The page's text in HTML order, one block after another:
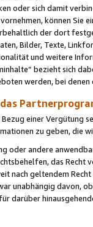
oder sich damit
können Sie
der dort
Bilder, Texte,
und weitere
bezieht sich
werden, bei
einer Vergütung
zu geben, die
oder andere
das
nach geltendem
unabhängig davon,
darüber